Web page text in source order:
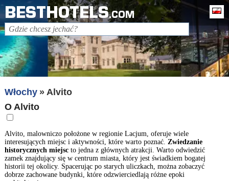
BESTHOTELS.COM
Włochy
Alvito
O Alvito
Alvito, malowniczo położone w regionie Lacjum, oferuje wiele
interesujących miejsc i aktywności, które warto poznać. Zwiedzanie
historycznych miejscto jedna z głównych atrakcji. Warto odwiedzić
zamek znajdujący się w centrum miasta, który jest świadkiem bogatej
historii tej okolicy. Spacerując po starych uliczkach, można zobaczyć
dobrze zachowane budynki, które odzwierciedlają różne epoki